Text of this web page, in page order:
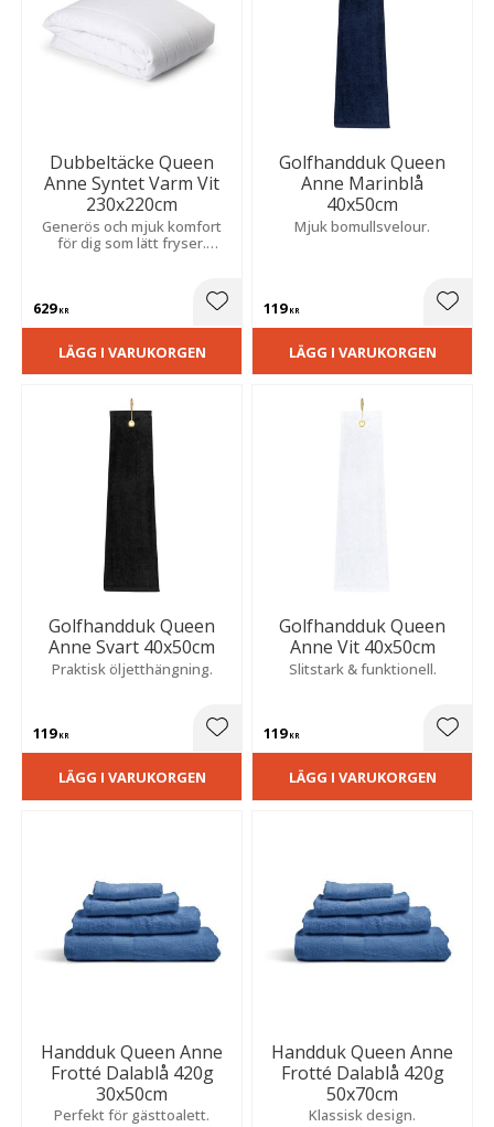
Dubbeltäcke Queen
Anne Syntet Varm Vit
230x220cm
Generös och mjuk komfort
för dig som lätt fryser.
629KR Lägg till i favoriter
LÄGG I VARUKORGEN
Golfhandduk Queen
Anne Marinblå
40x50cm
Mjuk bomullsvelour.
119KR
LÄGG I VARUKORGEN
Golfhandduk Queen
Anne Svart 40x50cm
Praktisk öljetthängning.
119KR Lägg till i favoriter
LÄGG I VARUKORGEN
Golfhandduk Queen
Anne Vit 40x50cm
Slitstark & funktionell.
119KR
LÄGG I VARUKORGEN
Handduk Queen Anne
Frotté Dalablå 420g
30x50cm
Perfekt för gästtoalett.
Handduk Queen Anne
Frotté Dalablå 420g
50x70cm
Klassisk design.